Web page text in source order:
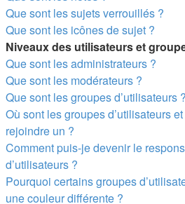
Que sont les sujets verrouillés ?
Que sont les icônes de sujet ?
Niveaux des utilisateurs et
Que sont les administrateurs ?
Que sont les modérateurs ?
Que sont les groupes d’utilisateurs ?
Où sont les groupes d’utilisateurs
rejoindre un ?
Comment puis-je devenir le
d’utilisateurs ?
Pourquoi certains groupes
une couleur différente ?